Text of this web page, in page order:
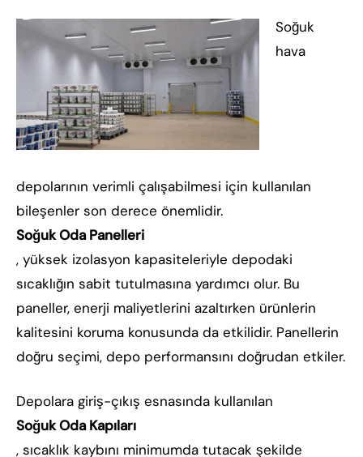
Soğuk
hava
depolarının verimli çalışabilmesi için kullanılan
bileşenler son derece önemlidir.
Soğuk Oda Panelleri
, yüksek izolasyon kapasiteleriyle depodaki
sıcaklığın sabit tutulmasına yardımcı olur. Bu
paneller, enerji maliyetlerini azaltırken ürünlerin
kalitesini koruma konusunda da etkilidir. Panellerin
doğru seçimi, depo performansını doğrudan etkiler.
Depolara giriş-çıkış esnasında kullanılan
Soğuk Oda Kapıları
, sıcaklık kaybını minimumda tutacak şekilde